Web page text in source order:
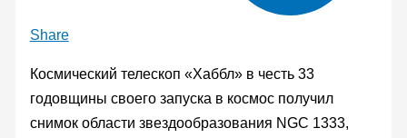
Share
Космический телескоп «Хаббл» в честь 33
годовщины своего запуска в космос получил
снимок области звездообразования NGC 1333,